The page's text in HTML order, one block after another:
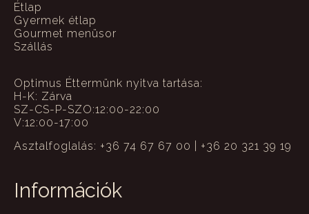
Étlap
Gyermek étlap
Gourmet menüsor
Szállás
Optimus Éttermünk nyitva tartása:
H-K: Zárva
SZ-CS-P-SZO:12:00-22:00
V:12:00-17:00
Asztalfoglalás: +36 74 67 67 00 | +36 20 321 39 19
Információk